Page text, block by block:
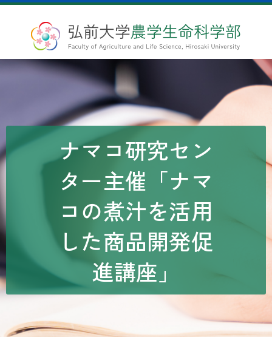
ナマコ研究セン
ター主催「ナマ
コの煮汁を活用
した商品開発促
進講座」